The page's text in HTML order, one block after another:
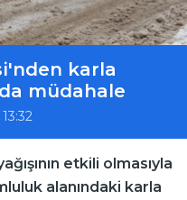
karla
müdahale
etkili olmasıyla
alanındaki karla